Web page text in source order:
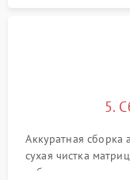
5.
Аккуратная сборка
сухая чистка
рабочего отрезка,